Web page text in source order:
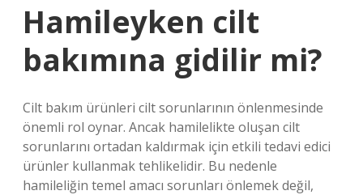
Hamileyken cilt
bakımına gidilir mi?
Cilt bakım ürünleri cilt sorunlarının önlenmesinde
önemli rol oynar. Ancak hamilelikte oluşan cilt
sorunlarını ortadan kaldırmak için etkili tedavi edici
ürünler kullanmak tehlikelidir. Bu nedenle
hamileliğin temel amacı sorunları önlemek değil,